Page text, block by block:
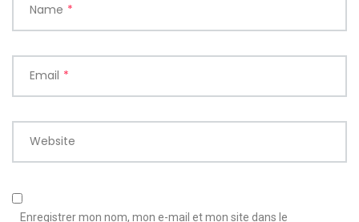
Name *
Email *
Website
Enregistrer mon nom, mon e-mail et mon site dans le